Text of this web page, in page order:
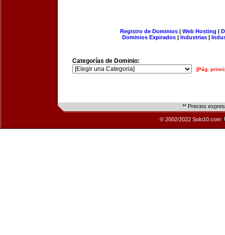
Registro de Dominios| Web Hosting |
Dominios Expirados | Industrias |
Categorías de Dominio:
[Pág.
** Precios
© 2002/2022 Solo10.com